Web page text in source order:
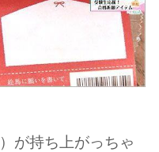
が持ち上がっちゃ